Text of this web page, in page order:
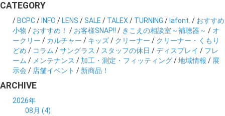
CATEGORY
/ BCPC/ INFO / LENS /SALE / TALEX/ TURNING / lafont. / おすすめ
小物 / おすすめ！ / お客様SNAP!! / きこえの相談室～補聴器～ / オ
ークリー / カルチャー / キッズ/ クリーナー / クリーナー・くもり
どめ / コラム /サングラス / スタッフの休日 /ディスプレイ / フレ
ーム / メンテナンス / 加工・測定・フィッティング/地域情報 / 展
示会 / 店舗イベント / 新商品！
ARCHIVE
2026年
08月 (4)